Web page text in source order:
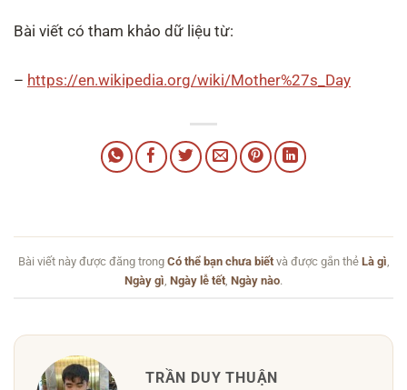
Bài viết có tham khảo dữ liệu từ:
– https://en.wikipedia.org/wiki/Mother%27s_Day
Bài viết này được đăng trong Có thể bạn chưa biếtvà được gắn thẻ Là gì,
Ngày gì, Ngày lễ tết, Ngày nào.
TRẦN DUY THUẬN